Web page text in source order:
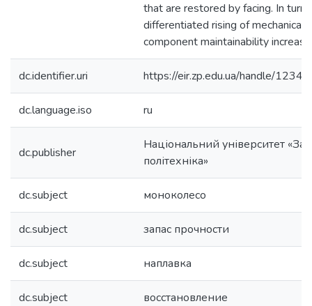
that are restored by facing. In turn
differentiated rising of mechanical
component maintainability
dc.identifier.uri https://eir.zp.edu.ua/handle/
dc.language.iso ru
dc.publisher
Національний університет
політехніка»
dc.subject моноколесо
dc.subject запас прочности
dc.subject наплавка
dc.subject восстановление